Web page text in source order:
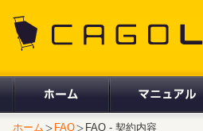
ホーム FAQ FAQ - 契約内容